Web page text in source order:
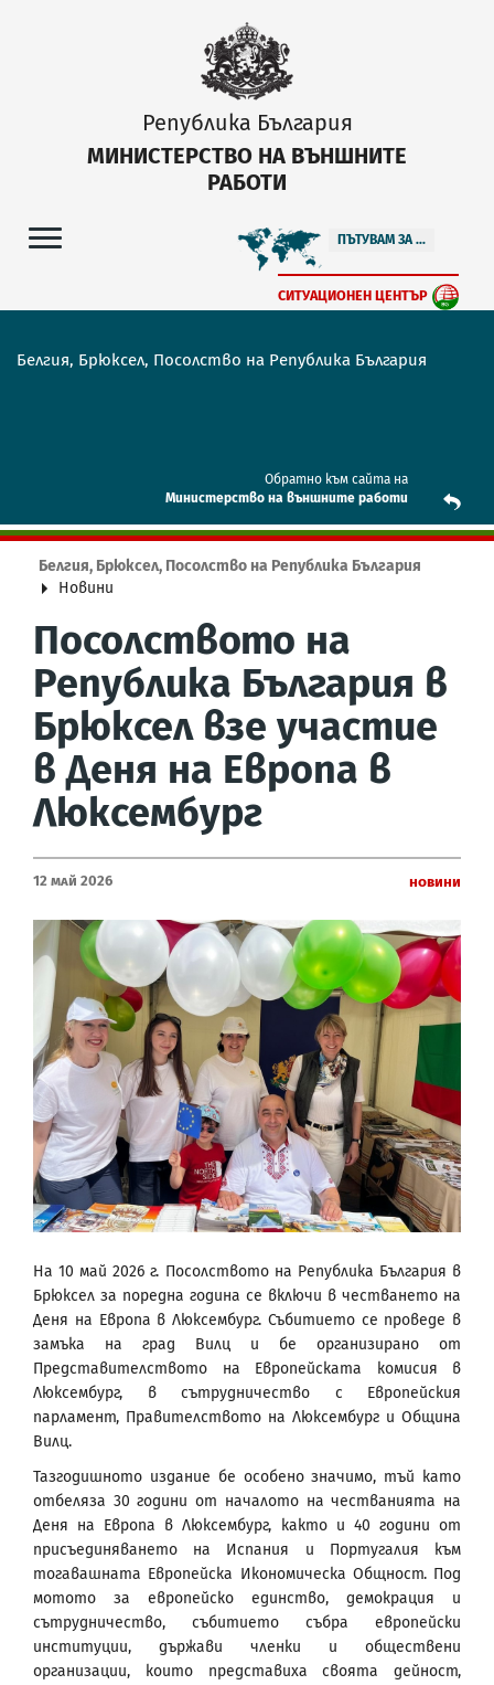
Република България
МИНИСТЕРСТВО НА ВЪНШНИТЕ
РАБОТИ
ПЪТУВАМ ЗА ...
СИТУАЦИОНЕН ЦЕНТЪР
Белгия, Брюксел, Посолство на Република България
Обратно към сайта на
Mинистерство на външните работи
Белгия, Брюксел, Посолство на Република България
Новини
Посолството на
Република България в
Брюксел взе участие
в Деня на Европа в
Люксембург
12 Май 2026 Новини
На 10 май 2026 г. Посолството на Република България в
Брюксел за поредна година се включи в честването на
Деня на Европа в Люксембург. Събитието се проведе в
замъка на град Вилц и бе организирано от
Представителството на Европейската комисия в
Люксембург, в сътрудничество с Европейския
парламент, Правителството на Люксембург и Община
Вилц.
Тазгодишното издание бе особено значимо, тъй като
отбеляза 30 години от началото на честванията на
Деня на Европа в Люксембург, както и 40 години от
присъединяването на Испания и Португалия към
тогавашната Европейска Икономическа Общност. Под
мотото за европейско единство, демокрация и
сътрудничество, събитието събра европейски
институции, държави членки и обществени
организации, които представиха своята дейност,